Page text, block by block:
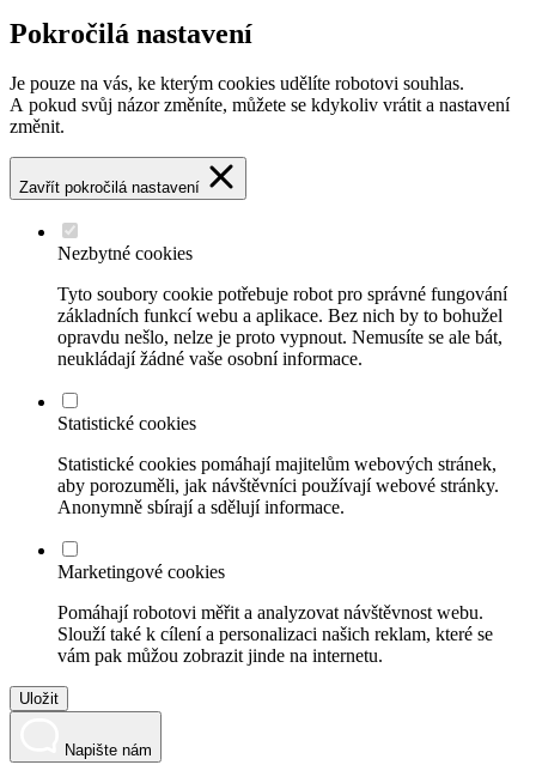
Pokročilá nastavení
Je pouze na vás, ke kterým cookies udělíte robotovi souhlas.
A pokud svůj názor změníte, můžete se kdykoliv vrátit a nastavení
změnit.
Zavřít pokročilá nastavení
Nezbytné cookies
Tyto soubory cookie potřebuje robot pro správné fungování
základních funkcí webu a aplikace. Bez nich by to bohužel
opravdu nešlo, nelze je proto vypnout. Nemusíte se ale bát,
neukládají žádné vaše osobní informace.
Statistické cookies
Statistické cookies pomáhají majitelům webových stránek,
aby porozuměli, jak návštěvníci používají webové stránky.
Anonymně sbírají a sdělují informace.
Marketingové cookies
Pomáhají robotovi měřit a analyzovat návštěvnost webu.
Slouží také k cílení a personalizaci našich reklam, které se
vám pak můžou zobrazit jinde na internetu.
Uložit
Napište nám